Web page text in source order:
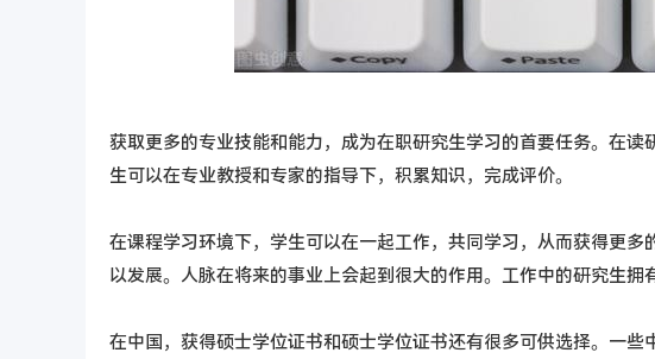
获取更多的专业技能和能力，成为在职研究生学习的首要任务。在
生可以在专业教授和专家的指导下，积累知识，完成评价。
在课程学习环境下，学生可以在一起工作，共同学习，从而获得更
以发展。人脉在将来的事业上会起到很大的作用。工作中的研究生拥
在中国，获得硕士学位证书和硕士学位证书还有很多可供选择。一